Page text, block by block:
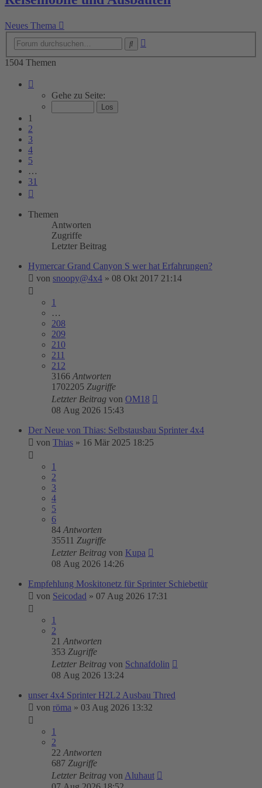
Neues Thema
1504 Themen
von
Gehe zu Seite:
1
2
3
4
5
…
31
Themen
Antworten
Zugriffe
Letzter Beitrag
Hymercar Grand Canyon S wer hat Erfahrungen?
von snoopy@4x4 » 08 Okt 2017 21:14
1
…
208
209
210
211
212
3166 Antworten
1702205 Zugriffe
Letzter Beitrag von OM18
08 Aug 2026 15:43
Der Neue von Thias: Selbstausbau Sprinter 4x4
von Thias » 16 Mär 2025 18:25
1
2
3
4
5
6
84 Antworten
35511 Zugriffe
Letzter Beitrag von Kupa
08 Aug 2026 14:26
Empfehlung Moskitonetz für Sprinter Schiebetür
von Seicodad » 07 Aug 2026 17:31
1
2
21 Antworten
353 Zugriffe
Letzter Beitrag von Schnafdolin
08 Aug 2026 13:24
unser 4x4 Sprinter H2L2 Ausbau Thred
von röma » 03 Aug 2026 13:32
1
2
22 Antworten
687 Zugriffe
Letzter Beitrag von Aluhaut